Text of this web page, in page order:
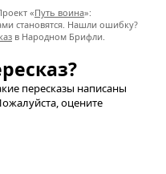
«Путь воина»:
становятся. Нашли ошибку?
в Народном Брифли.
пересказы написаны
оцените